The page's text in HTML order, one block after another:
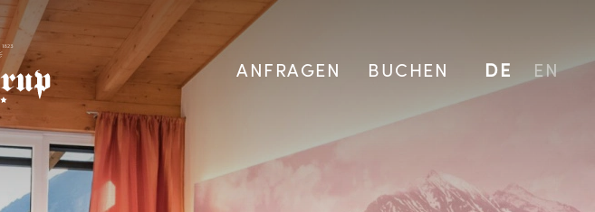
ANFRAGEN BUCHEN DE EN